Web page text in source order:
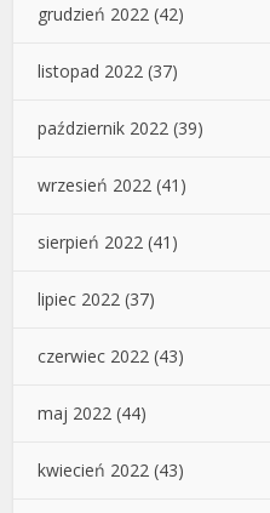
grudzień 2022 (42)
listopad 2022 (37)
październik 2022 (39)
wrzesień 2022 (41)
sierpień 2022 (41)
lipiec 2022 (37)
czerwiec 2022 (43)
maj 2022 (44)
kwiecień 2022 (43)